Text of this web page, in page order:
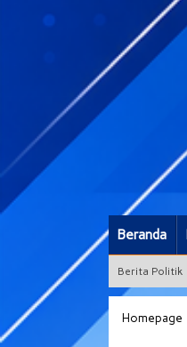
Beranda
Berita Politik
Homepage